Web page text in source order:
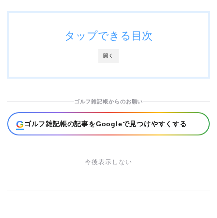
開く
タップできる目次
ゴルフ雑記帳からのお願い
G ゴルフ雑記帳の記事をGoogleで見つけやすくする
今後表示しない